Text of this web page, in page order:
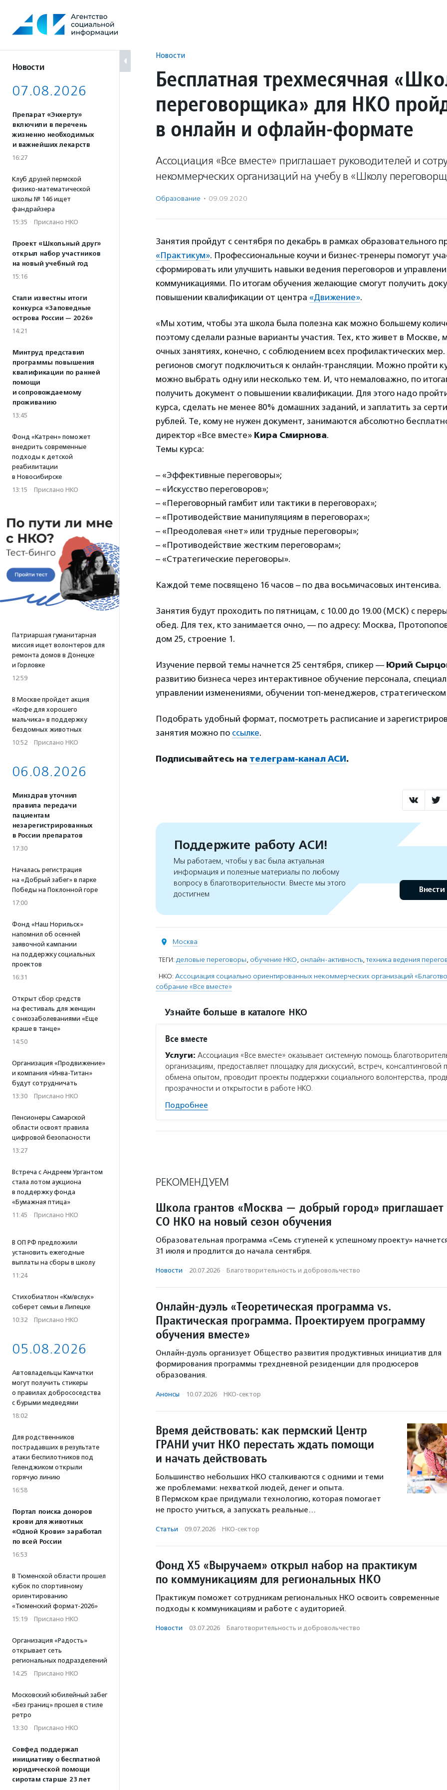
содержанию
Новости
07.08.2026
Препарат «Энхерту»
включили в перечень
жизненно необходимых
и важнейших лекарств
16:27
Клуб друзей пермской
физико-математической
школы № 146 ищет
фандрайзера
15:35 · Прислано НКО
Проект «Школьный друг»
открыл набор участников
на новый учебный год
15:16
Стали известны итоги
конкурса «Заповедные
острова России — 2026»
14:21
Минтруд представил
программы повышения
квалификации по ранней
помощи
и сопровождаемому
проживанию
13:45
Фонд «Катрен» поможет
внедрить современные
подходы к детской
реабилитации
в Новосибирске
13:15 · Прислано НКО
Патриаршая гуманитарная
миссия ищет волонтеров для
ремонта домов в Донецке
и Горловке
12:59
В Москве пройдет акция
«Кофе для хорошего
мальчика» в поддержку
бездомных животных
10:52 · Прислано НКО
06.08.2026
Минздрав уточнил
правила передачи
пациентам
незарегистрированных
в России препаратов
17:30
Началась регистрация
на «Добрый забег» в парке
Победы на Поклонной горе
17:00
Фонд «Наш Норильск»
напомнил об осенней
заявочной кампании
на поддержку социальных
проектов
16:31
Открыт сбор средств
на фестиваль для женщин
с онкозаболеваниями «Еще
краше в танце»
14:50
Организация «Продвижение»
и компания «Инва-Титан»
будут сотрудничать
13:30 · Прислано НКО
Пенсионеры Самарской
области освоят правила
цифровой безопасности
13:27
Встреча с Андреем Ургантом
стала лотом аукциона
в поддержку фонда
«Бумажная птица»
11:45 · Прислано НКО
В ОП РФ предложили
установить ежегодные
выплаты на сборы в школу
11:24
Стихобиатлон «Км/вслух»
соберет семьи в Липецке
10:32 · Прислано НКО
05.08.2026
Автовладельцы Камчатки
могут получить стикеры
о правилах добрососедства
с бурыми медведями
18:02
Для родственников
пострадавших в результате
атаки беспилотников под
Геленджиком открыли
горячую линию
16:58
Портал поиска доноров
крови для животных
«Одной Крови» заработал
по всей России
16:53
В Тюменской области прошел
кубок по спортивному
ориентированию
«Тюменский формат-2026»
15:19 · Прислано НКО
Организация «Радость»
открывает сеть
региональных подразделений
14:25 · Прислано НКО
Московский юбилейный забег
«Без границ» прошел в стиле
ретро
13:30 · Прислано НКО
Совфед поддержал
инициативу о бесплатной
юридической помощи
сиротам старше 23 лет
Новости
Бесплатная трехмесячная
переговорщика» для НКО
в онлайн и офлайн-формате
Ассоциация «Все вместе» приглашает руководителей и
некоммерческих организаций на учебу в «Школу
Образование · 09.09.2020
Занятия пройдут с сентября по декабрь в рамках образовательного
«Практикум». Профессиональные коучи и бизнес-тренеры помогут
сформировать или улучшить навыки ведения переговоров и
коммуникациями. По итогам обучения желающие смогут получить
повышении квалификации от центра «Движение».
«Мы хотим, чтобы эта школа была полезна как можно большему
поэтому сделали разные варианты участия. Тех, кто живет в
очных занятиях, конечно, с соблюдением всех профилактических
регионов смогут подключиться к онлайн-трансляции. Можно пройти
можно выбрать одну или несколько тем. И, что немаловажно, по
получить документ о повышении квалификации. Для этого надо
курса, сделать не менее 80% домашних заданий, и заплатить за
рублей. Те, кому не нужен документ, занимаются абсолютно
директор «Все вместе» Кира Смирнова.
Темы курса:
– «Эффективные переговоры»;
– «Искусство переговоров»;
– «Переговорный гамбит или тактики в переговорах»;
– «Противодействие манипуляциям в переговорах»;
– «Преодолевая «нет» или трудные переговоры»;
– «Противодействие жестким переговорам»;
– «Стратегические переговоры».
Каждой теме посвящено 16 часов – по два восьмичасовых интенсива.
Занятия будут проходить по пятницам, с 10.00 до 19.00 (МСК) с
обед. Для тех, кто занимается очно, — по адресу: Москва,
дом 25, строение 1.
Изучение первой темы начнется 25 сентября, спикер — Юрий
развитию бизнеса через интерактивное обучение персонала,
управлении изменениями, обучении топ-менеджеров, стратегическом
Подобрать удобный формат, посмотреть расписание и
занятия можно по ссылке.
Подписывайтесь на телеграм-канал АСИ.
Поддержите работу АСИ!
Мы работаем, чтобы у вас была актуальная
информация и полезные материалы по любому
вопросу в благотворительности. Вместе мы этого
достигнем
Внести
Москва
ТЕГИ: деловые переговоры, обучение НКО, онлайн-активность,техника ведения
НКО: Ассоциация социально ориентированных некоммерческих организаций
собрание «Все вместе»
Узнайте больше в каталоге НКО
Все вместе
Услуги: Ассоциация «Все вместе» оказывает системную помощь
организациям, предоставляет площадку для дискуссий, встреч, консалтинговой
обмена опытом, проводит проекты поддержки социального волонтерства,
прозрачности и открытости в работе НКО.
Подробнее
РЕКОМЕНДУЕМ
Школа грантов «Москва — добрый город» приглашает
СО НКО на новый сезон обучения
Образовательная программа «Семь ступеней к успешному проекту»
31 июля и продлится до начала сентября.
Новости · 20.07.2026 · Благотвори­тель­ность и доброволь­чест­во
Онлайн-дуэль «Теоретическая программа vs.
Практическая программа. Проектируем программу
обучения вместе»
Онлайн-дуэль организует Общество развития продуктивных инициатив для
формирования программы трехдневной резиденции для продюсеров
образования.
Анонсы · 10.07.2026 · НКО-сектор
Время действовать: как пермский Центр
ГРАНИ учит НКО перестать ждать помощи
и начать действовать
Большинство небольших НКО сталкиваются с одними и теми
же проблемами: нехваткой людей, денег и опыта.
В Пермском крае придумали технологию, которая помогает
не просто учиться, а запускать реальные…
Статьи · 09.07.2026 · НКО-сектор
Фонд Х5 «Выручаем» открыл набор на практикум
по коммуникациям для региональных НКО
Практикум поможет сотрудникам региональных НКО освоить современные
подходы к коммуникациям и работе с аудиторией.
Новости · 03.07.2026 · Благотвори­тель­ность и доброволь­чест­во